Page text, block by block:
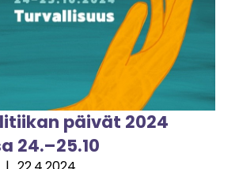
päivät 2024
24.–25.10